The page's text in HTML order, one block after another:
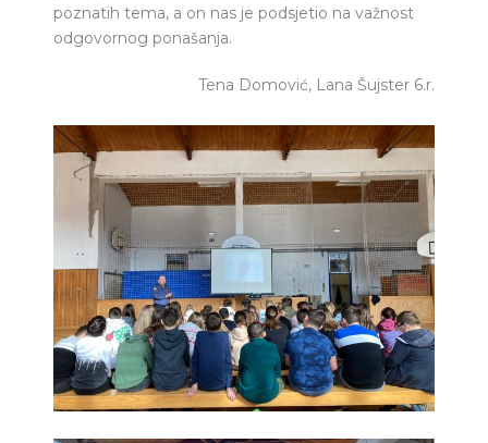
poznatih tema, a on nas je podsjetio na važnost
odgovornog ponašanja.
Tena Domović, Lana Šujster 6.r.